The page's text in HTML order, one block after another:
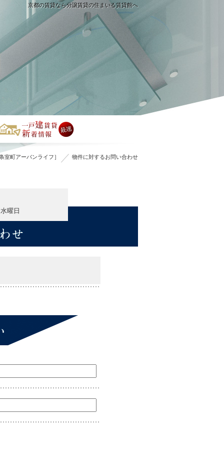
京都の賃貸なら分譲賃貸の住まいる賃貸館へ
室町アーバンライフ］ 物件に対するお問い合わせ
曜日